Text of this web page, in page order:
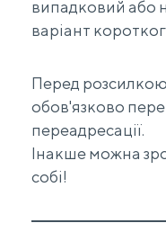
випадковий або
варіант
Перед
обов'язково
переадресації.
Інакше можна
собі!